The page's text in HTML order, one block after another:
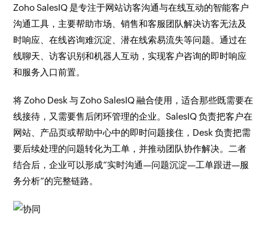
Zoho SalesIQ 是专注于网站访客沟通与在线互动的智能客户
沟通工具，主要帮助市场、销售和客服团队解决访客无法及
时响应、在线咨询难沉淀、潜在线索易流失等问题。通过在
线聊天、访客识别和机器人互动，实现客户咨询的即时响应
和服务入口前置。
将 Zoho Desk 与 Zoho SalesIQ 融合使用，适合那些既需要在
线接待，又需要售后闭环管理的企业。SalesIQ 负责把客户在
网站、产品页或帮助中心中的即时问题接住，Desk 负责把需
要后续处理的问题转化为工单，并推动团队协作解决。二者
结合后，企业可以形成“实时沟通—问题沉淀—工单跟进—服
务分析”的完整链路。